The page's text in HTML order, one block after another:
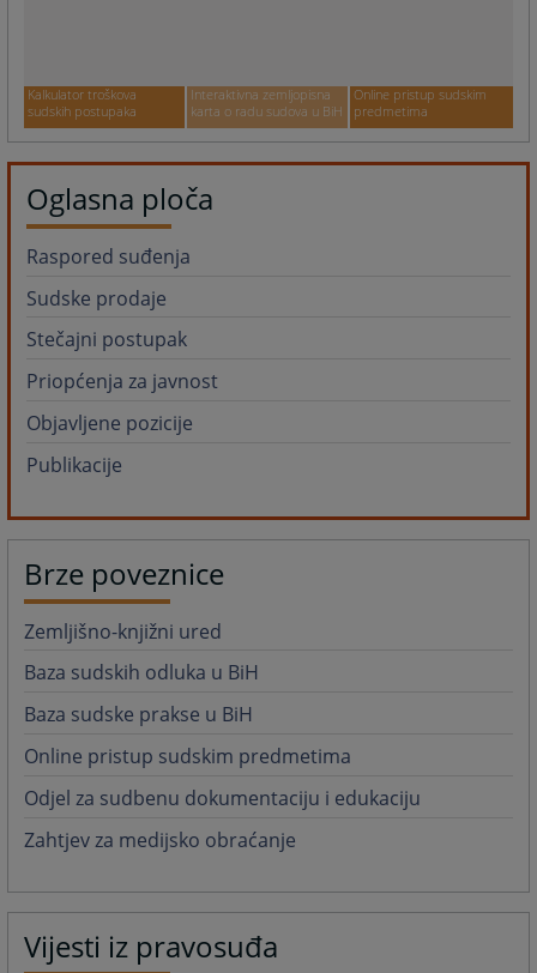
Kalkulator troškova
sudskih postupaka
Interaktivna zemljopisna
karta o radu sudova u BiH
Online pristup sudskim
predmetima
Oglasna ploča
Raspored suđenja
Sudske prodaje
Stečajni postupak
Priopćenja za javnost
Objavljene pozicije
Publikacije
Brze poveznice
Zemljišno-knjižni ured
Baza sudskih odluka u BiH
Baza sudske prakse u BiH
Online pristup sudskim predmetima
Odjel za sudbenu dokumentaciju i edukaciju
Zahtjev za medijsko obraćanje
Vijesti iz pravosuđa